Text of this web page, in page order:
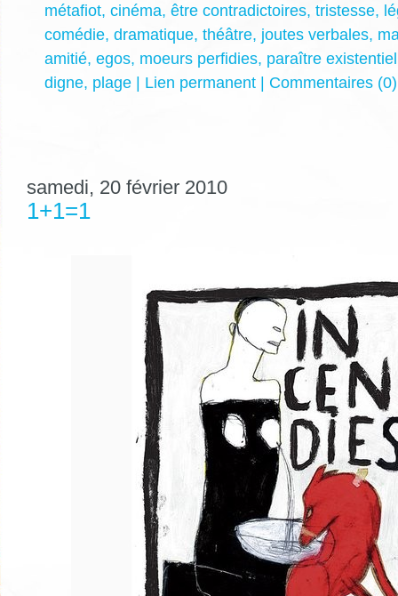
métafiot, cinéma, être contradictoires, tristesse,
comédie, dramatique, théâtre, joutes verbales,
amitié, egos, moeurs perfidies, paraître existentiel
digne, plage | Lien permanent | Commentaires (0)
samedi, 20 février 2010
1+1=1